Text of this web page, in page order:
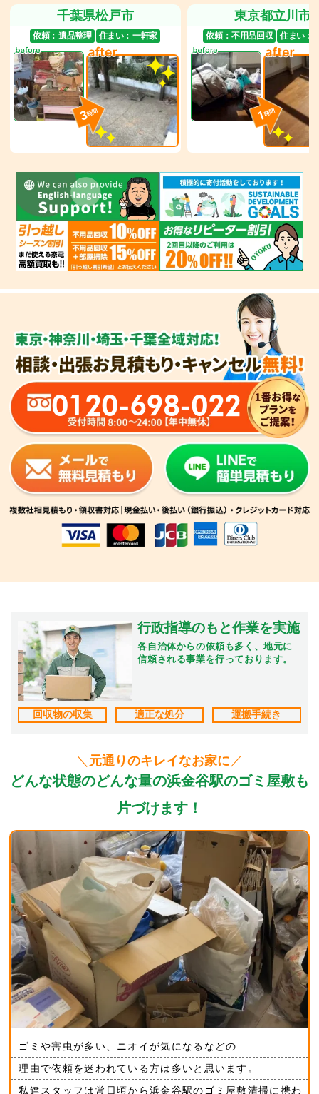
千葉県松戸市
依頼： 遺品整理 住まい： 一軒家
3時間
東京都立川市
依頼： 不用品回収 住まい：
1時間
0120-698-022
行政指導のもと作業を実施
各自治体からの依頼も多く、地元に
信頼される事業を行っております。
回収物の収集 適正な処分 運搬手続き
＼ 元通りのキレイなお家に ／
どんな状態のどんな量の浜金谷駅のゴミ屋敷も
片づけます！
ゴミや害虫が多い、ニオイが気になるなどの
理由で依頼を迷われている方は多いと思います。
私達スタッフは常日頃から浜金谷駅のゴミ屋敷清掃に携わ